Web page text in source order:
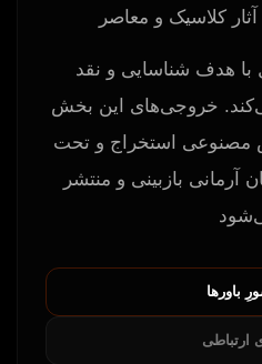
کلاسیک و معاصر
با هدف شناسایی و نقد
خروجی‌های این بخش
استخراج و تحت
آرمانی بازبینی و منتشر
باورها
ارتباطی